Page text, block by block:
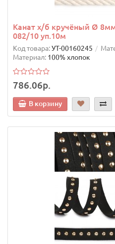
Канат х/б кручёный Ø
082/10 уп.10м
Код товара:УТ-00160245
Материал: 100% хлопок
786.06р.
В корзину